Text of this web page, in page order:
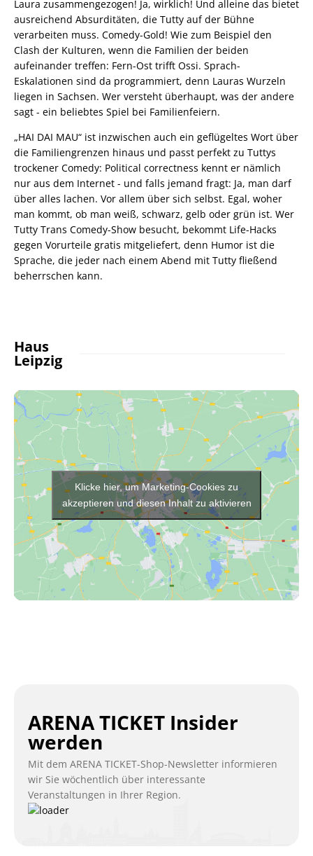
Laura zusammengezogen! Ja, wirklich! Und alleine das bietet
ausreichend Absurditäten, die Tutty auf der Bühne
verarbeiten muss. Comedy-Gold! Wie zum Beispiel den
Clash der Kulturen, wenn die Familien der beiden
aufeinander treffen: Fern-Ost trifft Ossi. Sprach-
Eskalationen sind da programmiert, denn Lauras Wurzeln
liegen in Sachsen. Wer versteht überhaupt, was der andere
sagt - ein beliebtes Spiel bei Familienfeiern.
„HAI DAI MAU“ ist inzwischen auch ein geflügeltes Wort über
die Familiengrenzen hinaus und passt perfekt zu Tuttys
trockener Comedy: Political correctness kennt er nämlich
nur aus dem Internet - und falls jemand fragt: Ja, man darf
über alles lachen. Vor allem über sich selbst. Egal, woher
man kommt, ob man weiß, schwarz, gelb oder grün ist. Wer
Tutty Trans Comedy-Show besucht, bekommt Life-Hacks
gegen Vorurteile gratis mitgeliefert, denn Humor ist die
Sprache, die jeder nach einem Abend mit Tutty fließend
beherrschen kann.
Haus
Leipzig
Klicke hier, um Marketing-Cookies zu
akzeptieren und diesen Inhalt zu aktivieren
ARENA TICKET Insider
werden
Mit dem ARENA TICKET-Shop-Newsletter informieren
wir Sie wöchentlich über interessante
Veranstaltungen in Ihrer Region.